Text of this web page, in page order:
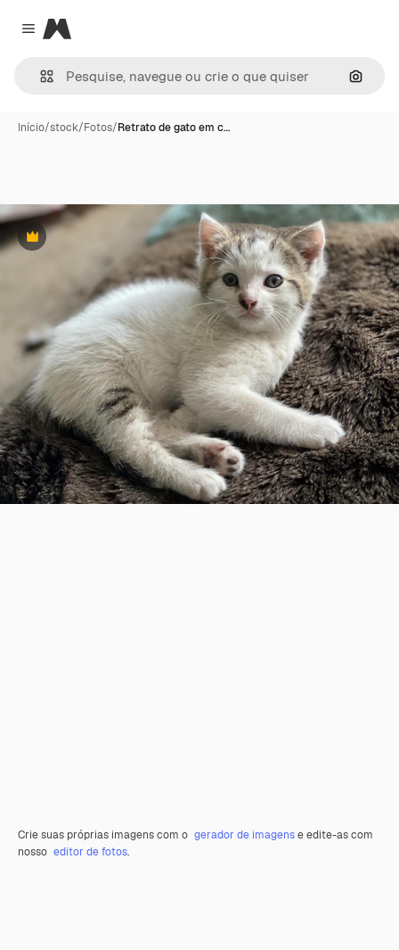
Close menu
Magnific
Início/stock/Fotos/Retrato de gato em c…
Premium
Crie suas próprias imagens com o gerador de imagense edite-as com
nosso editor de fotos.